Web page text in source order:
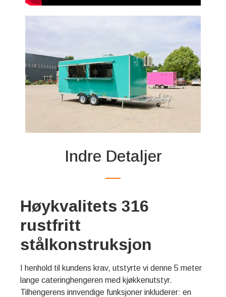
Indre Detaljer
Høykvalitets 316
rustfritt
stålkonstruksjon
I henhold til kundens krav, utstyrte vi denne 5 meter
lange cateringhengeren med kjøkkenutstyr.
Tilhengerens innvendige funksjoner inkluderer: en